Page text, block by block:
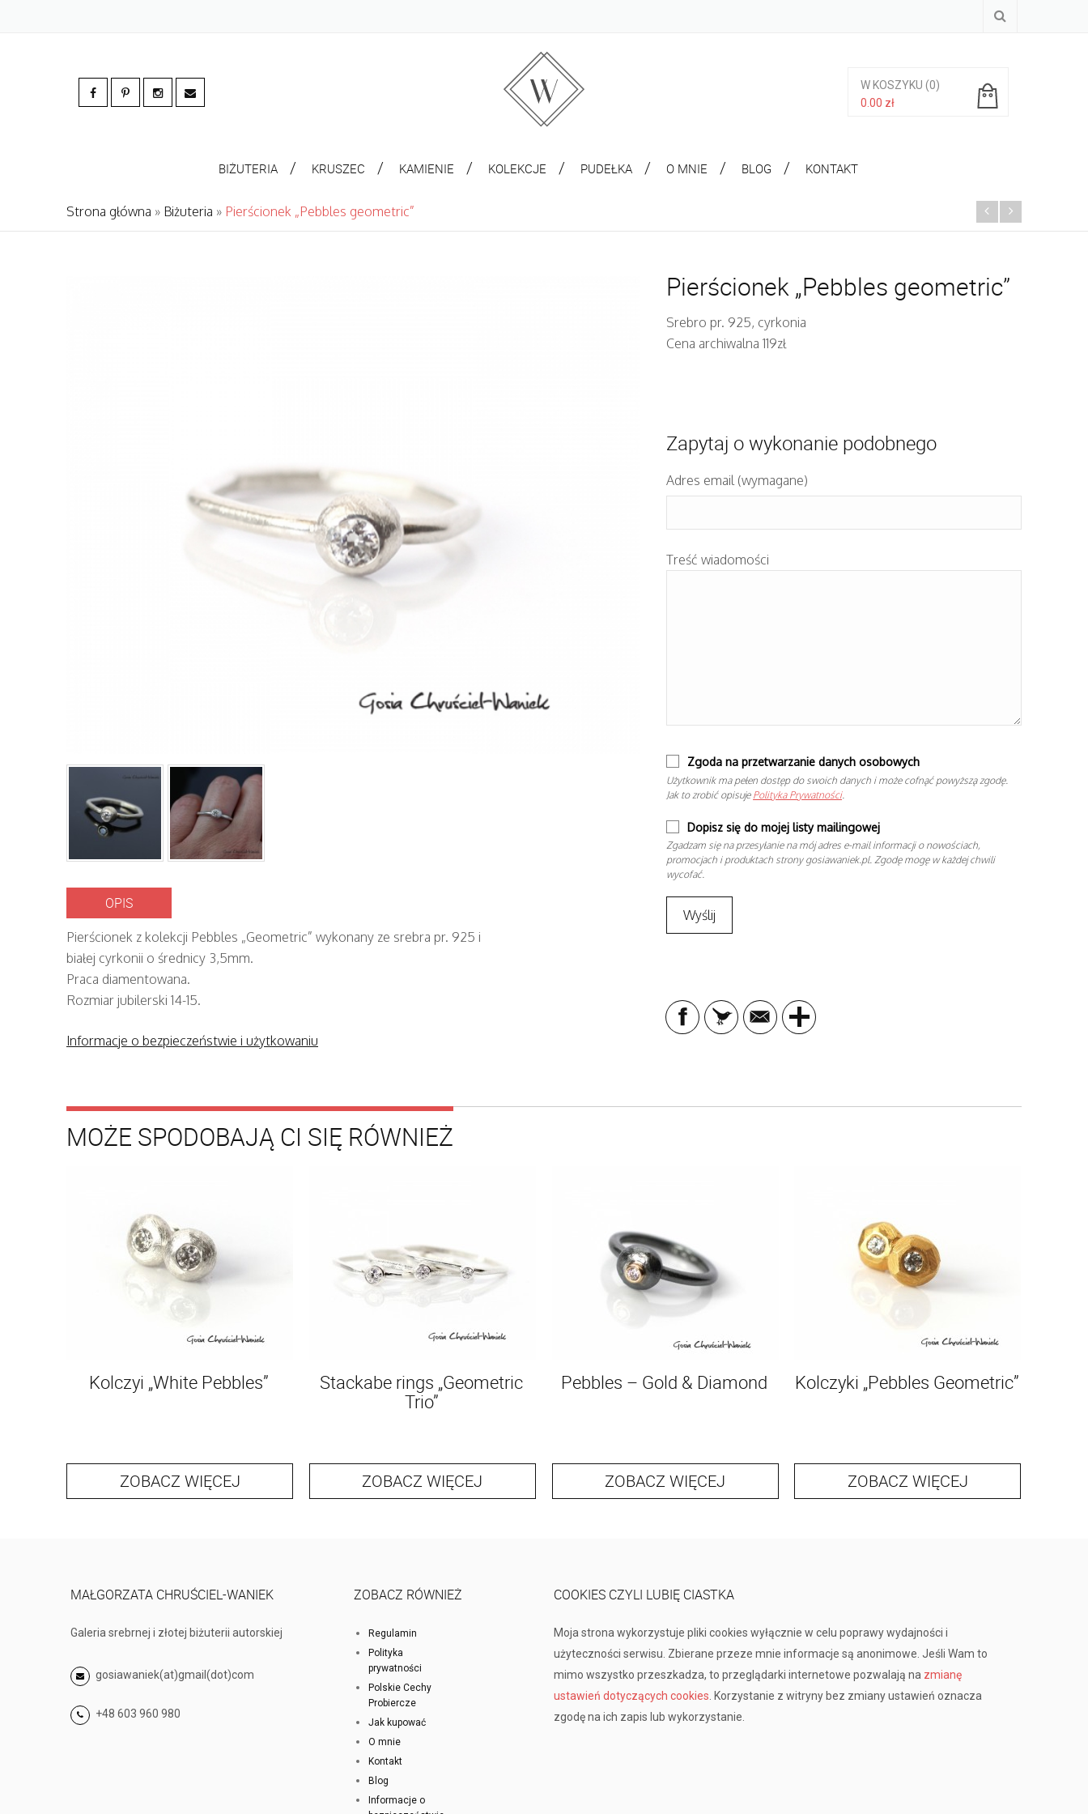
W KOSZYKU (0)
0.00 zł
BIŻUTERIA KRUSZEC KAMIENIE KOLEKCJE PUDEŁKA O MNIE BLOG KONTAKT
Strona główna » Biżuteria » Pierścionek „Pebbles geometric”
OPIS
Pierścionek z kolekcji Pebbles „Geometric” wykonany ze srebra pr. 925 i
białej cyrkonii o średnicy 3,5mm.
Praca diamentowana.
Rozmiar jubilerski 14-15.
Informacje o bezpieczeństwie i użytkowaniu
Pierścionek „Pebbles geometric”
Srebro pr. 925, cyrkonia
Cena archiwalna 119zł
Zapytaj o wykonanie podobnego
Adres email (wymagane)
Treść wiadomości
Zgoda na przetwarzanie danych osobowych
Użytkownik ma pełen dostęp do swoich danych i może cofnąć powyższą zgodę.
Jak to zrobić opisuje Polityka Prywatności.
Dopisz się do mojej listy mailingowej
Zgadzam się na przesyłanie na mój adres e-mail informacji o nowościach,
promocjach i produktach strony gosiawaniek.pl. Zgodę mogę w każdej chwili
wycofać.
MOŻE SPODOBAJĄ CI SIĘ RÓWNIEŻ
Kolczyi „White Pebbles”
ZOBACZ WIĘCEJ
Stackabe rings „Geometric
Trio”
ZOBACZ WIĘCEJ
Pebbles – Gold & Diamond
ZOBACZ WIĘCEJ
Kolczyki „Pebbles Geometric”
ZOBACZ WIĘCEJ
MAŁGORZATA CHRUŚCIEL-WANIEK
Galeria srebrnej i złotej biżuterii autorskiej
gosiawaniek(at)gmail(dot)com
+48 603 960 980
ZOBACZ RÓWNIEŻ
Regulamin
Polityka
prywatności
Polskie Cechy
Probiercze
Jak kupować
O mnie
Kontakt
Blog
Informacje o
COOKIES CZYLI LUBIĘ CIASTKA
Moja strona wykorzystuje pliki cookies wyłącznie w celu poprawy wydajności i
użyteczności serwisu. Zbierane przeze mnie informacje są anonimowe. Jeśli Wam to
mimo wszystko przeszkadza, to przeglądarki internetowe pozwalają na zmianę
ustawień dotyczących cookies . Korzystanie z witryny bez zmiany ustawień oznacza
zgodę na ich zapis lub wykorzystanie.